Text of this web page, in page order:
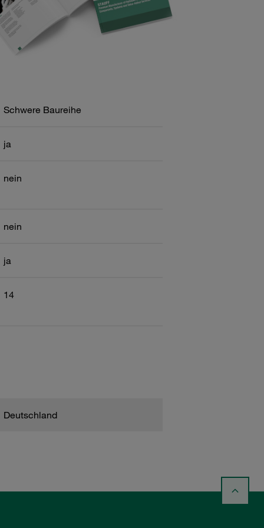
Schwere Baureihe
ja
nein
nein
ja
14
Deutschland